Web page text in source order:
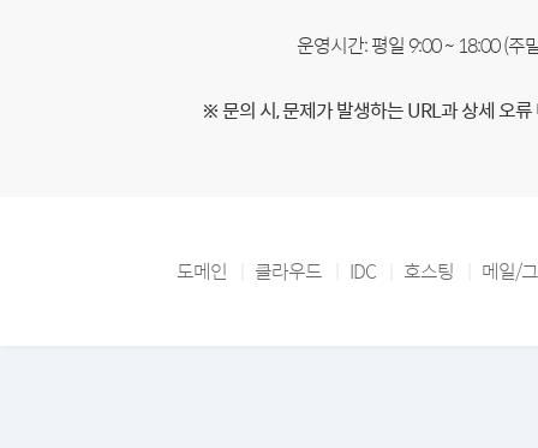
운영시간: 평일 9:00 ~ 18:00 (주
※ 문의 시, 문제가 발생하는 URL과 상세 오
도메인 클라우드 IDC 호스팅 메일/